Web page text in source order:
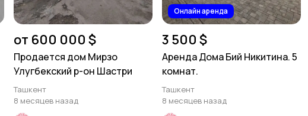
от 600 000 $
Продается дом Мирзо
Улугбекский р-он Шастри
Ташкент
8 месяцев назад
Онлайн аренда
3 500 $
Аренда Дома Бий Никитина. 5
комнат.
Ташкент
8 месяцев назад